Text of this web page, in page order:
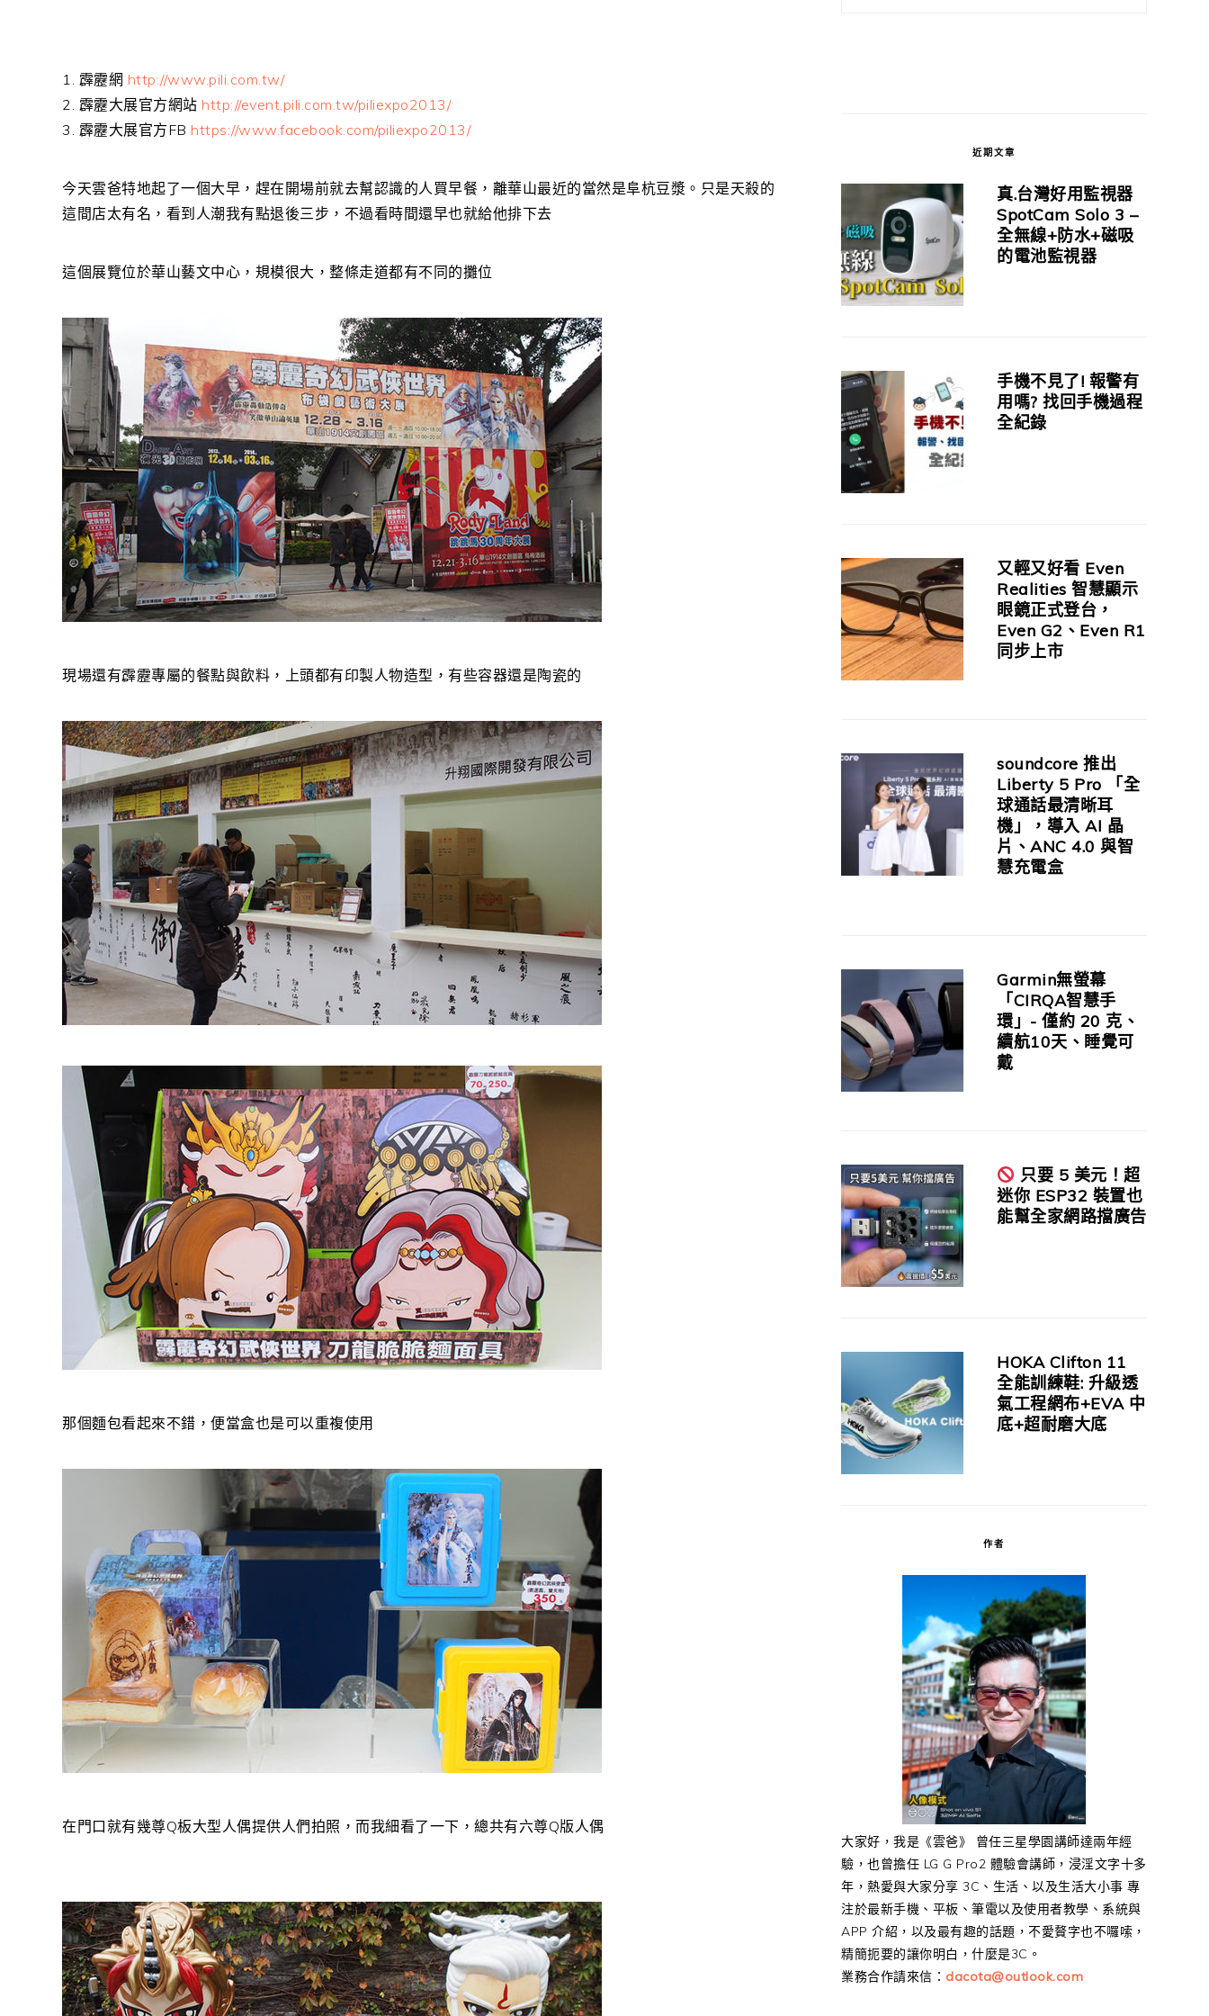
1. 霹靂網 http://www.pili.com.tw/
2. 霹靂大展官方網站 http://event.pili.com.tw/piliexpo2013/
3. 霹靂大展官方FB https://www.facebook.com/piliexpo2013/
今天雲爸特地起了一個大早，趕在開場前就去幫認識的人買早餐，離華山最近的當然是阜杭豆漿。只是天殺的
這間店太有名，看到人潮我有點退後三步，不過看時間還早也就給他排下去
這個展覽位於華山藝文中心，規模很大，整條走道都有不同的攤位
現場還有霹靂專屬的餐點與飲料，上頭都有印製人物造型，有些容器還是陶瓷的
那個麵包看起來不錯，便當盒也是可以重複使用
在門口就有幾尊Q板大型人偶提供人們拍照，而我細看了一下，總共有六尊Q版人偶
近期文章
真.台灣好用監視器
SpotCam Solo 3 –
全無線+防水+磁吸
的電池監視器
手機不見了! 報警有
用嗎? 找回手機過程
全紀錄
又輕又好看 Even
Realities 智慧顯示
眼鏡正式登台，
Even G2、Even R1
同步上市
soundcore 推出
Liberty 5 Pro 「全
球通話最清晰耳
機」，導入 AI 晶
片、ANC 4.0 與智
慧充電盒
Garmin無螢幕
「CIRQA智慧手
環」- 僅約 20 克、
續航10天、睡覺可
戴
只要 5 美元！超
迷你 ESP32 裝置也
能幫全家網路擋廣告
HOKA Clifton 11
全能訓練鞋: 升級透
氣工程網布+EVA 中
底+超耐磨大底
作者
大家好，我是《雲爸》 曾任三星學園講師達兩年經
驗，也曾擔任 LG G Pro2 體驗會講師，浸淫文字十多
年，熱愛與大家分享 3C、生活、以及生活大小事 專
注於最新手機、平板、筆電以及使用者教學、系統與
APP 介紹，以及最有趣的話題，不愛贅字也不囉嗦，
精簡扼要的讓你明白，什麼是3C。
業務合作請來信： dacota@outlook.com